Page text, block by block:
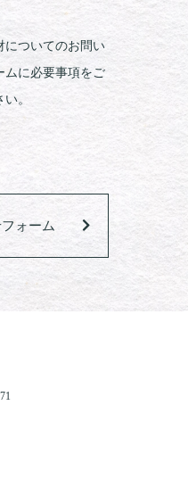
についてのお問い
ムに必要事項をご
。
ォーム